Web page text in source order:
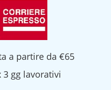
a partire da €65
3 gg lavorativi